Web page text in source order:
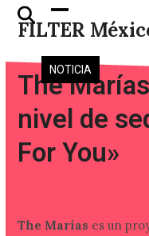
Skip
FILTER
Open
mobile
menu
Close
mobile
menu
NOTICIA
The
nivel de
For You»
The Marías es un